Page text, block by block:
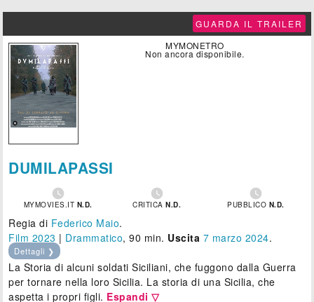
GUARDA IL TRAILER
MYMONETRO
Non ancora disponibile.
DUMILAPASSI

MYMOVIES.IT N.D.

CRITICAN.D.

PUBBLICO N.D.
Regia di Federico Maio.
Film 2023 | Drammatico, 90 min. Uscita 7 marzo 2024.
Dettagli ❯
La Storia di alcuni soldati Siciliani, che fuggono dalla Guerra
per tornare nella loro Sicilia. La storia di una Sicilia, che
aspetta i propri figli. Espandi ▽